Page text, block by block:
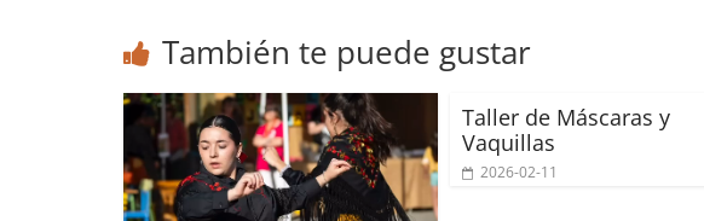
También te puede gustar
Taller de Máscaras y
Vaquillas
2026-02-11